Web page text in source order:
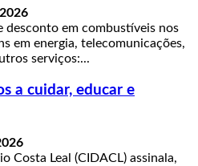
em combustíveis nos
em energia, telecomunicações,
serviços:...
a cuidar, educar e
Costa Leal (CIDACL) assinala,